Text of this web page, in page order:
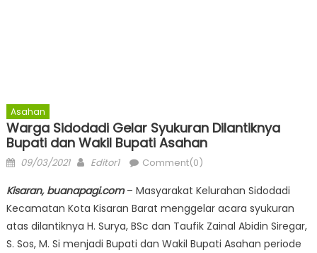
Asahan
Warga Sidodadi Gelar Syukuran Dilantiknya
Bupati dan Wakil Bupati Asahan
Posted
09/03/2021 Author
Editor1 Comment(0)
Kisaran, buanapagi.com– Masyarakat Kelurahan Sidodadi
Kecamatan Kota Kisaran Barat menggelar acara syukuran
atas dilantiknya H. Surya, BSc dan Taufik Zainal Abidin Siregar,
S. Sos, M. Si menjadi Bupati dan Wakil Bupati Asahan periode